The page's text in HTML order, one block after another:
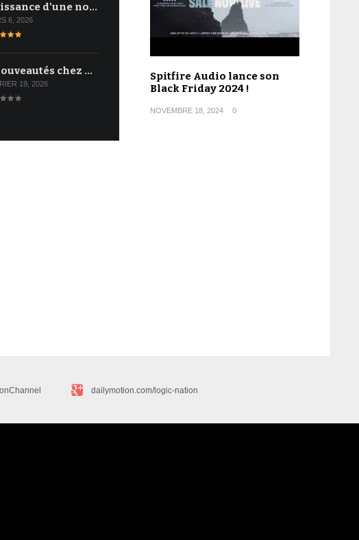
d'une no…
6, 2026
chez …
19, 2026
Spitfire Audio lance son
Black Friday 2024 !
NOVEMBRE 18, 2024 0
dailymotion.com/logic-nation